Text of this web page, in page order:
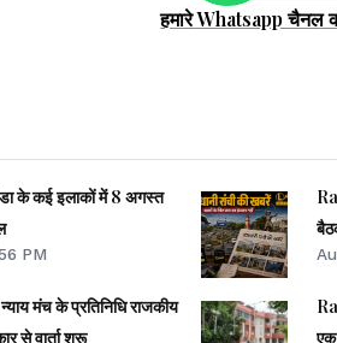
हमारे Whatsapp
के कई इलाकों में 8 अगस्त
PM
मंच के प्रतिनिधि राजकीय
से वार्ता शुरू
एक